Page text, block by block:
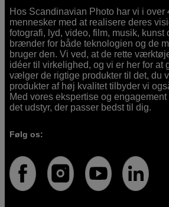
Hos Scandinavian Photo har vi i over
mennesker med at realisere deres
fotografi, lyd, video, film, musik, kunst
brænder for både teknologien og de
bruger den. Vi ved, at de rette
idéer til virkelighed, og vi er her for at
vælger de rigtige produkter til det, du
produkter af høj kvalitet tilbyder vi
Med vores ekspertise og
det udstyr, der passer bedst til dig.
Følg os: